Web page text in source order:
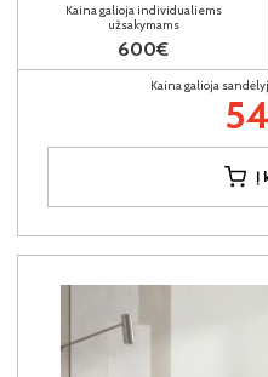
Kaina galioja individualiems
užsakymams
600€
Kaina galioja
Į